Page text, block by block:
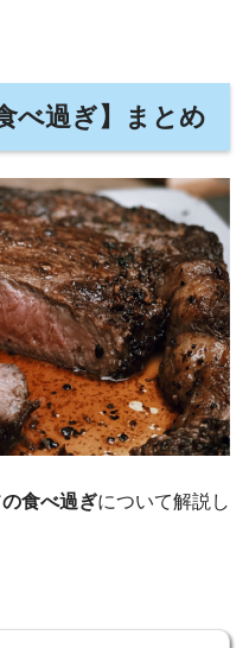
べ過ぎ】まとめ
食べ過ぎについて解説し